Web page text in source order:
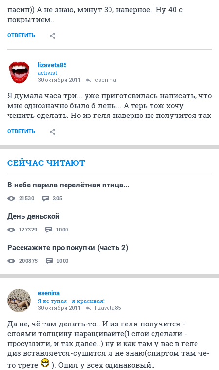
пасип)) А не знаю, минут 30, наверное.. Ну 40 с
покрытием..
ОТВЕТИТЬ
lizaveta85
activist
30 октября 2011 esenina
Я думала часа три... уже приготовилась написать, что
мне однозначно было б лень... А терь тож хочу
ченить сделать. Но из геля наверно не получится так
ОТВЕТИТЬ
СЕЙЧАС ЧИТАЮТ
В небе парила перелётная птица...
21530 205
День деньской
127329 1000
Расскажите про покупки (часть 2)
200875 1000
esenina
Я не тупая - я красивая!
30 октября 2011 lizaveta85
Да не, чё там делать-то.. И из геля получится -
слоями толщину наращивайте(1 слой сделали -
просушили, и так далее..) ну и как там у вас в геле
диз вставляется-сушится я не знаю(спиртом там че-
то трете
). Опил у всех одинаковый..